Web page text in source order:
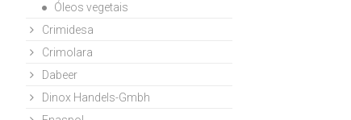
Óleos vegetais
Crimidesa
Crimolara
Dabeer
Dinox Handels-Gmbh